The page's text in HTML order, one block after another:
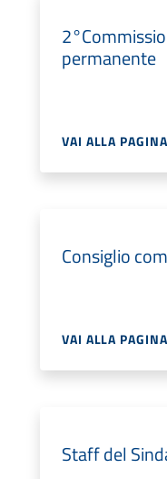
permanente
VAI ALLA PAGINA
Consiglio
VAI ALLA PAGINA
Staff del